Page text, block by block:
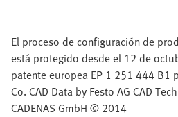
El proceso de configuración de
está protegido desde el 12 de
patente europea EP 1 251 444 B1
Co. CAD Data by Festo AG CAD
CADENAS GmbH © 2014